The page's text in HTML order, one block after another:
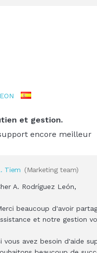
et gestion.
encore meilleur
Tiem (Marketing team)
A. Rodríguez León,
beaucoup d'avoir
et notre gestion
vous avez besoin d'aide